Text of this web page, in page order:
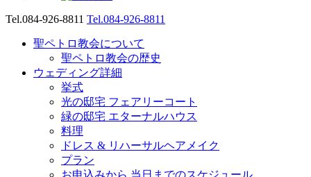
Tel.084-926-8811 Tel.084-926-8811
聖ペトロ教会について
聖ペトロ教会の歴史
ウェディング詳細
挙式
光の邸宅 フェアリーコート
緑の邸宅 エターナルハウス
料理
ドレス & リハーサルヘアメイク
プラン
お申込みから 当日までのスケジュール